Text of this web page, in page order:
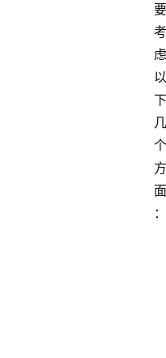
要
考
虑
以
下
几
个
方
面